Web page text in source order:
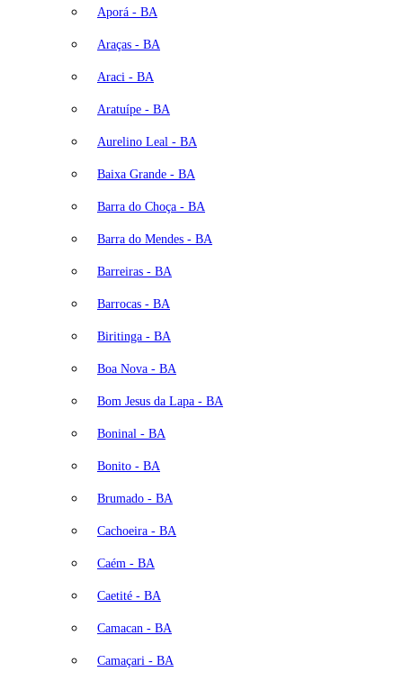
Aporá - BA
Araças - BA
Araci - BA
Aratuípe - BA
Aurelino Leal - BA
Baixa Grande - BA
Barra do Choça - BA
Barra do Mendes - BA
Barreiras - BA
Barrocas - BA
Biritinga - BA
Boa Nova - BA
Bom Jesus da Lapa - BA
Boninal - BA
Bonito - BA
Brumado - BA
Cachoeira - BA
Caém - BA
Caetité - BA
Camacan - BA
Camaçari - BA